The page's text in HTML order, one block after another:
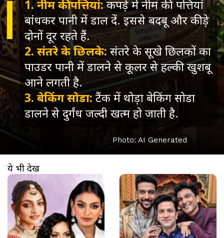
1. नीम की पत्तियां:कपड़े में नीम की पत्तियां
बांधकर पानी में डाल दें. इससे बदबू और कीड़े
दोनों दूर रहते हैं.
2. संतरे के छिलके:संतरे के सूखे छिलकों का
पाउडर पानी में डालने से कूलर से हल्की खुशबू
आने लगती है.
3. बेकिंग सोडा: टैंक में थोड़ा बेकिंग सोडा
डालने से दुर्गंध जल्दी खत्म हो जाती है.
Photo: AI Generated
खुल रहा है
ये भी देखें